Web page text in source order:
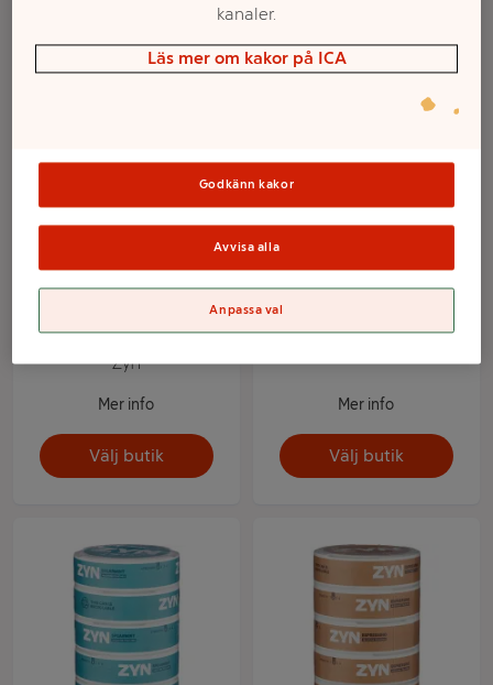
Nikotinpåse utan tobak
Cool Mint Strong 5-p
Zyn
Mer info
Välj butik
Zyn
Mer info
Välj butik
kanaler.
Läs mer om kakor på ICA
Godkänn kakor
Avvisa alla
Anpassa val